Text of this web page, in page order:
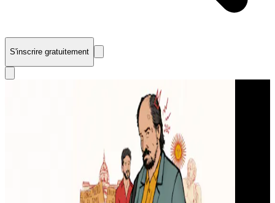
S'inscrire gratuitement